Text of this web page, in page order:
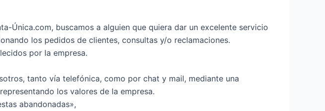
Única.com, buscamos a alguien que quiera dar un excelente servicio
los pedidos de clientes, consultas y/o reclamaciones.
por la empresa.
tanto vía telefónica, como por chat y mail, mediante una
los valores de la empresa.
abandonadas»,